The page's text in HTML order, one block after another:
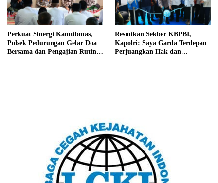
Perkuat Sinergi Kamtibmas,
Polsek Pedurungan Gelar Doa
Bersama dan Pengajian Rutin
Resmikan Sekber KBPBI,
Kapolri: Saya Garda Terdepan
Perjuangkan Hak dan